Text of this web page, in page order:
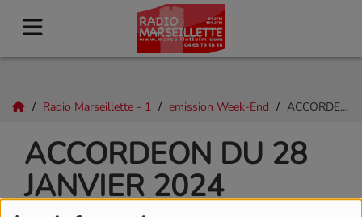
Radio Marseillette - 1 emission Week-End ACCORDEON du 28 janvier 2024
ACCORDEON DU 28
JANVIER 2024